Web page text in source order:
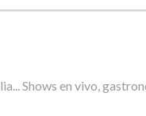
Shows en vivo,